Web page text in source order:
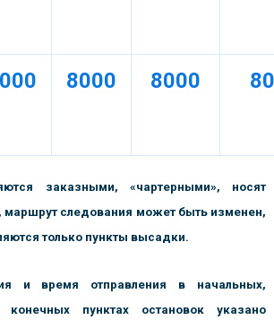
8000 8000
заказными, «чартерными», носят
маршрут следования может быть изменен,
только пункты высадки.
и время отправления в начальных,
пунктах остановок указано